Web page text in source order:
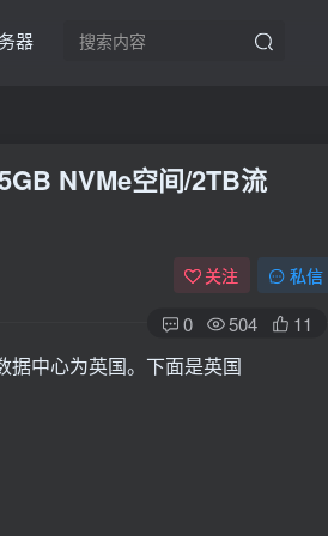
器
NVMe空间/2TB流
关注 私信
0 504 11
据中心为英国。下面是英国